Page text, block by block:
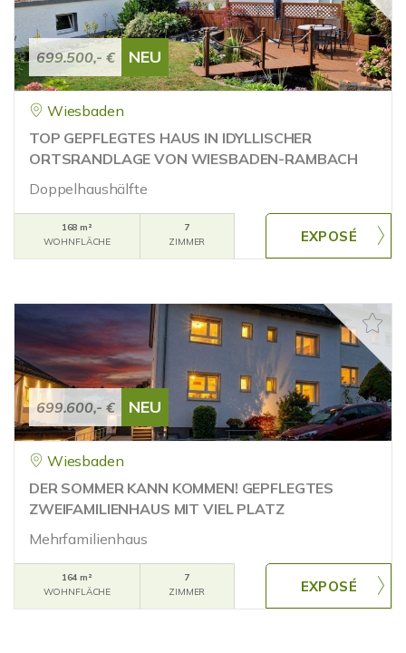
699.500,- € NEU
Wiesbaden
TOP GEPFLEGTES HAUS IN IDYLLISCHER
ORTSRANDLAGE VON WIESBADEN-RAMBACH
Doppelhaushälfte
168 m²
WOHNFLÄCHE
7
ZIMMER
699.600,- € NEU
Wiesbaden
DER SOMMER KANN KOMMEN! GEPFLEGTES
ZWEIFAMILIENHAUS MIT VIEL PLATZ
Mehrfamilienhaus
164 m²
WOHNFLÄCHE
7
ZIMMER